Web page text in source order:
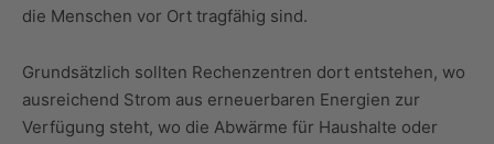
die Menschen vor Ort tragfähig sind.
Grundsätzlich sollten Rechenzentren dort entstehen, wo
ausreichend Strom aus erneuerbaren Energien zur
Verfügung steht, wo die Abwärme für Haushalte oder